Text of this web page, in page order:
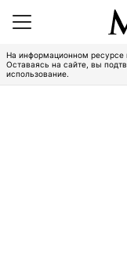
На информационном
Оставаясь на сайте, вы
использование.